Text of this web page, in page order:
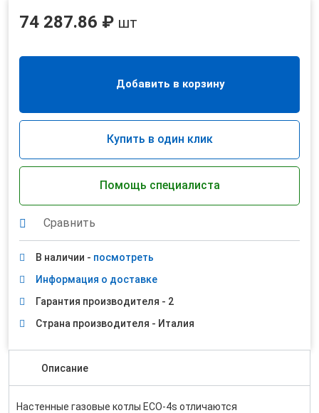
74 287.86 ₽ шт
Добавить в корзину
Купить в один клик
Помощь специалиста
Сравнить
В наличии - посмотреть
Информация о доставке
Гарантия производителя - 2
Страна производителя - Италия
Описание
Настенные газовые котлы ECO-4s отличаются